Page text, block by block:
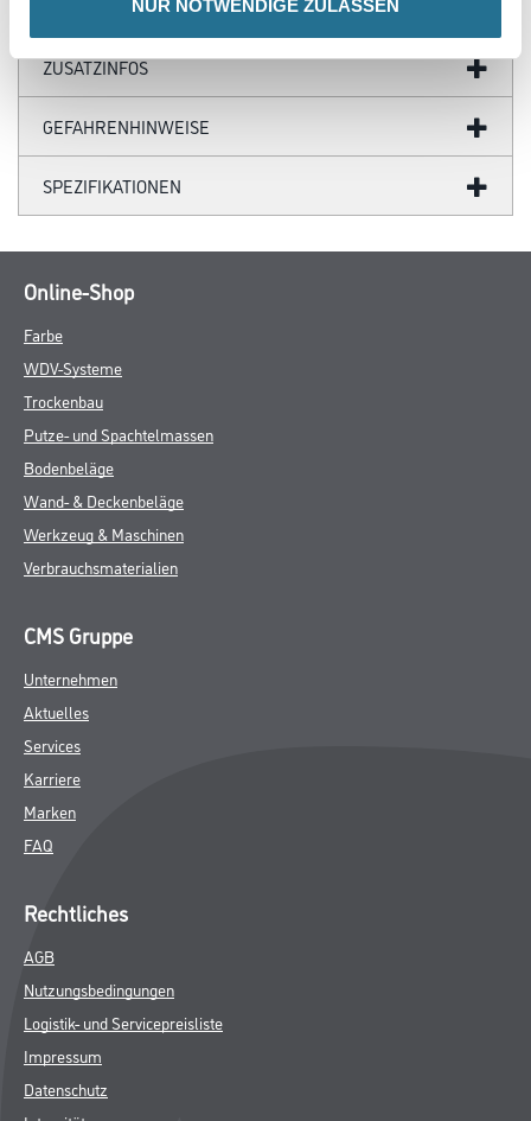
NUR NOTWENDIGE ZULASSEN
ZUSATZINFOS
GEFAHRENHINWEISE
SPEZIFIKATIONEN
Online-Shop
Farbe
WDV-Systeme
Trockenbau
Putze- und Spachtelmassen
Bodenbeläge
Wand- & Deckenbeläge
Werkzeug & Maschinen
Verbrauchsmaterialien
CMS Gruppe
Unternehmen
Aktuelles
Services
Karriere
Marken
FAQ
Rechtliches
AGB
Nutzungsbedingungen
Logistik- und Servicepreisliste
Impressum
Datenschutz